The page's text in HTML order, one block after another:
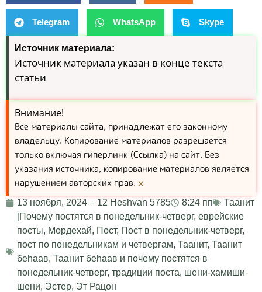
Telegram WhatsApp Skype
Источник материала:
Источник материала указан в конце текста
статьи
Внимание!
Все материалы сайта, принадлежат его законному
владельцу. Копирование материалов разрешается
только включая гиперлинк (Ссылка) на сайт. Без
указания источника, копирование материалов является
нарушением авторских прав. ×
13 ноября, 2024 – 12 Heshvan 5785 8:24 пп
Таанит
[Почему постятся в понедельник-четверг, еврейские
посты, Мордехай, Пост, Пост в понедельник-четверг,
пост по понедельникам и четвергам, Таанит, Таанит
беhаав, Таанит беhаав и почему постятся в
понедельник-четверг, традиции поста, шени-хамиши-
шени, Эстер, Эт Рацон